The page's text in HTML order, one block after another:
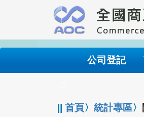
要
內
公司登記
||首頁〉統計專區〉